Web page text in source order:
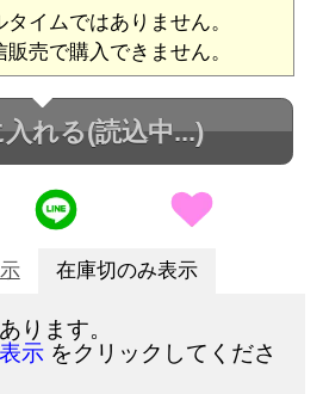
イムではありません。
売で購入できません。
れる(読込中...)
在庫切のみ表示
ります。
示 をクリックしてくださ